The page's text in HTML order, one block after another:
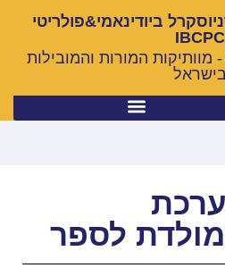
ביודינאמי&פולריטי
IBCPC
מוותיקות המורות והמובילות
לספר